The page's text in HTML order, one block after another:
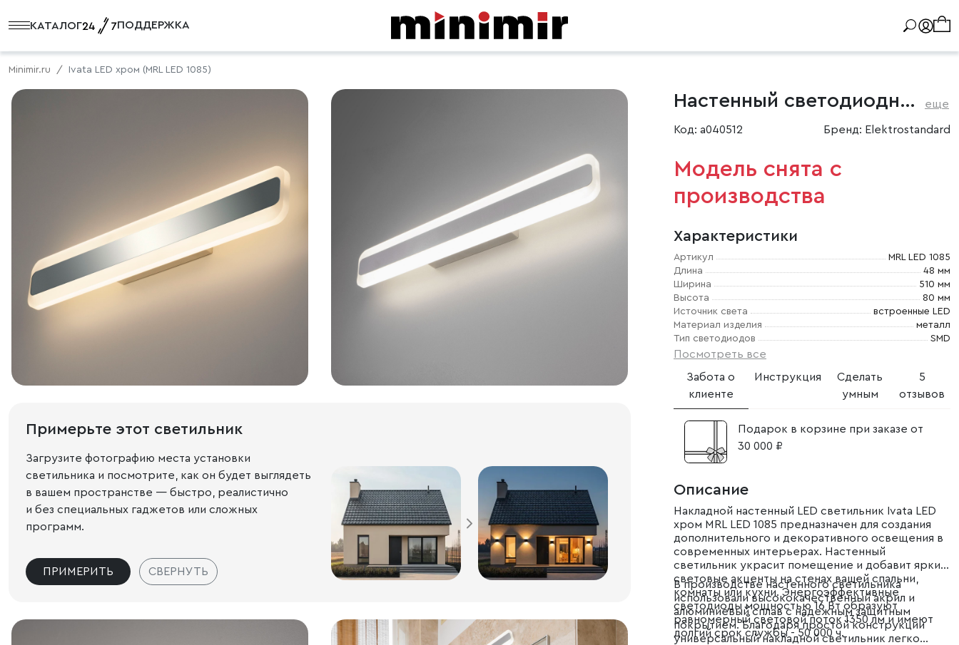
КАТАЛОГ ПОДДЕРЖКА
Minimir.ru Ivata LED хром (MRL LED 1085)
Примерьте этот светильник
Загрузите фотографию места установки
светильника и посмотрите, как он будет выглядеть
в вашем пространстве — быстро, реалистично
и без специальных гаджетов или сложных
программ.
ПРИМЕРИТЬ СВЕРНУТЬ
Настенный светодиодный светильник Ivata LED еще
Код: a040512 Бренд: Elektrostandard
Модель снята с
производства
Характеристики
Артикул
MRL LED 1085
Длина
48 мм
Ширина
510 мм
Высота
80 мм
Источник света
встроенные LED
Материал изделия
металл
Тип светодиодов
SMD
Посмотреть все
Забота о
клиенте
Инструкция
Сделать
умным
5
отзывов
Подарок в корзине при заказе от
30 000 ₽
Описание
Накладной настенный LED светильник Ivata LED
хром MRL LED 1085 предназначен для создания
дополнительного и декоративного освещения в
современных интерьерах. Настенный
светильник украсит помещение и добавит яркие
световые акценты на стенах вашей спальни,
комнаты или кухни. Энергоэффективные
светодиоды мощностью 16 Вт образуют
равномерный световой поток 1350 лм и имеют
долгий срок службы - 50 000 ч.
В производстве настенного светильника
использовали высококачественный акрил и
алюминиевый сплав с надежным защитным
покрытием. Благодаря простой конструкции
универсальный накладной светильник легко